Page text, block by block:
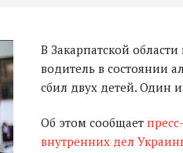
В Закарпатской
водитель в состоянии
сбил двух детей. Один
Об этом сообщает
внутренних дел